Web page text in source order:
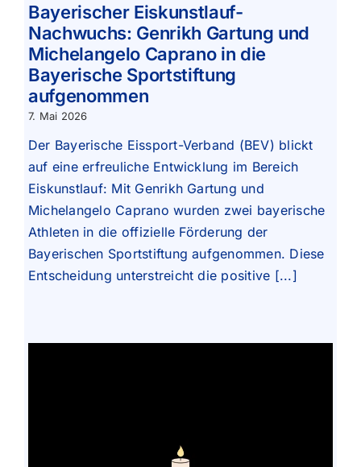
Bayerischer Eiskunstlauf-
Nachwuchs: Genrikh Gartung und
Michelangelo Caprano in die
Bayerische Sportstiftung
aufgenommen
7. Mai 2026
Der Bayerische Eissport-Verband (BEV) blickt
auf eine erfreuliche Entwicklung im Bereich
Eiskunstlauf: Mit Genrikh Gartung und
Michelangelo Caprano wurden zwei bayerische
Athleten in die offizielle Förderung der
Bayerischen Sportstiftung aufgenommen. Diese
Entscheidung unterstreicht die positive [...]